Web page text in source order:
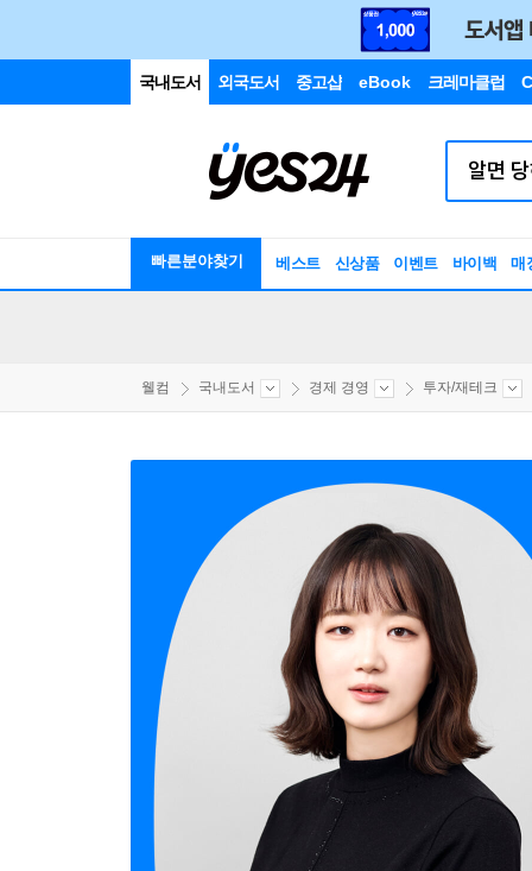
국내도서 외국도서 중고샵 eBook 크레마클럽
빠른분야찾기 베스트 신상품 이벤트 바이백 매
웰컴 국내도서 경제 경영 투자/재테크